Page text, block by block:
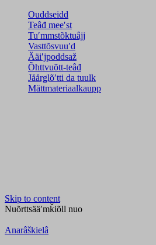
Ouddseidd
Teâđ meeʹst
Tuʹmmstõktuâjj
Vasttõsvuuʹd
Ääiʹjpoddsaž
Õhttvuõtt-teâđ
Jåårǥlõʹtti da tuulk
Mättmateriaalkaupp
Skip to content
Nuõrttsääʹmǩiõll nuo
Anarâškielâ